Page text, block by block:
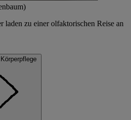
laden zu einer olfaktorischen Reise an